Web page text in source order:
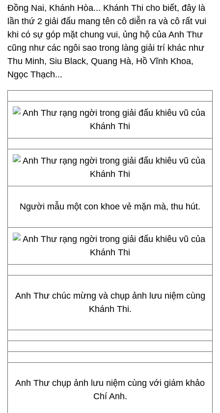
Đồng Nai, Khánh Hòa... Khánh Thi cho biết, đây là
lần thứ 2 giải đấu mang tên cô diễn ra và cô rất vui
khi có sự góp mặt chung vui, ủng hộ của Anh Thư
cũng như các ngôi sao trong làng giải trí khác như
Thu Minh, Siu Black, Quang Hà, Hồ Vĩnh Khoa,
Ngọc Thạch...
Người mẫu một con khoe vẻ mặn mà, thu hút.
Anh Thư chúc mừng và chụp ảnh lưu niệm cùng
Khánh Thi.
Anh Thư chụp ảnh lưu niệm cùng với giám khảo
Chí Anh.